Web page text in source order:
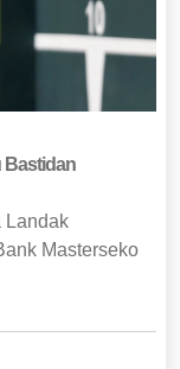
Bastidan
Landak
Masterseko